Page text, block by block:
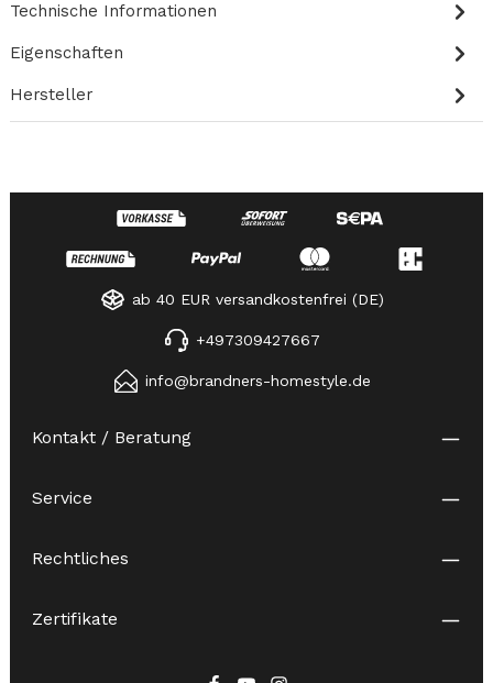
Technische Informationen
Eigenschaften
Hersteller
ab 40 EUR versandkostenfrei (DE)
+497309427667
info@brandners-homestyle.de
Kontakt / Beratung
Service
Rechtliches
Zertifikate